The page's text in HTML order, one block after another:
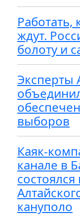
Работать,
ждут.
болоту и
Эксперты
выборов
Каяк-
канале в
кануполо